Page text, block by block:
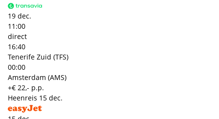
19 dec.
11:00
direct
16:40
Tenerife Zuid (TFS)
00:00
Amsterdam (AMS)
+€ 22,- p.p.
Heenreis 15 dec.